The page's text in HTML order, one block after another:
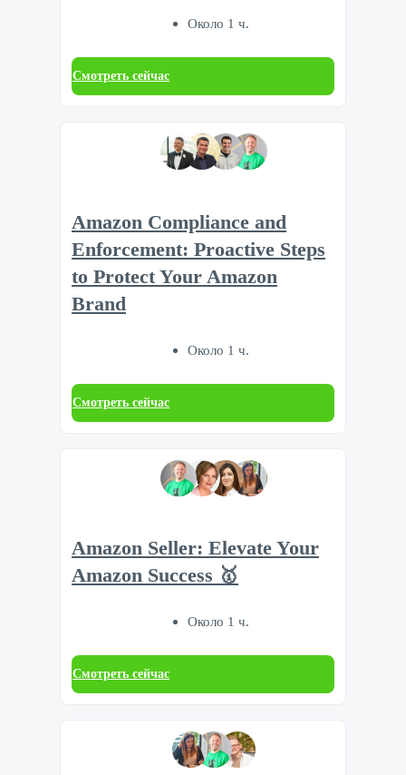
Около 1 ч.
Смотреть сейчас
Amazon Compliance and
Enforcement: Proactive Steps
to Protect Your Amazon
Brand
Около 1 ч.
Смотреть сейчас
Amazon Seller: Elevate Your
Amazon Success 🥇
Около 1 ч.
Смотреть сейчас